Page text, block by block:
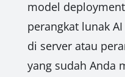
model deployment
perangkat lunak
di server atau
yang sudah Anda